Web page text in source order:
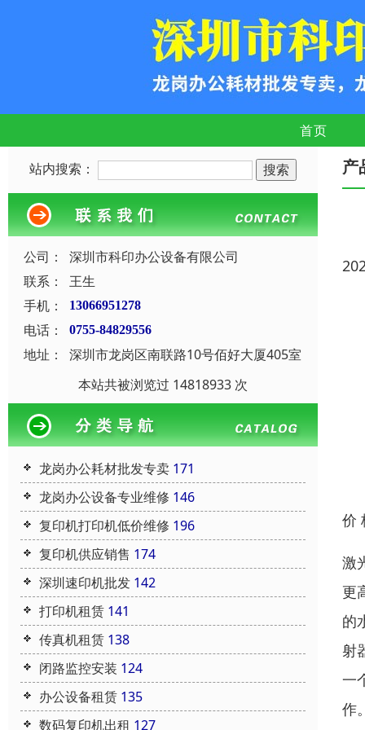
首页
站内搜索：
公司：
深圳市科印办公设备有限公司
联系：
王生
手机：
13066951278
电话： 0755-84829556
地址：
深圳市龙岗区南联路10号佰好大厦405室
本站共被浏览过 14818933 次
龙岗办公耗材批发专卖 171
龙岗办公设备专业维修 146
复印机打印机低价维修 196
复印机供应销售 174
深圳速印机批发 142
打印机租赁 141
传真机租赁 138
闭路监控安装 124
办公设备租赁 135
数码复印机出租 127
产
价
激
更
的
射
一
作